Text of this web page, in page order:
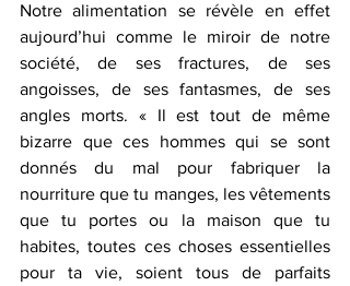
Notre alimentation se révèle en effet
aujourd’hui comme le miroir de notre
société, de ses fractures, de ses
angoisses, de ses fantasmes, de ses
angles morts. « Il est tout de même
bizarre que ces hommes qui se sont
donnés du mal pour fabriquer la
nourriture que tu manges, les vêtements
que tu portes ou la maison que tu
habites, toutes ces choses essentielles
pour ta vie, soient tous de parfaits